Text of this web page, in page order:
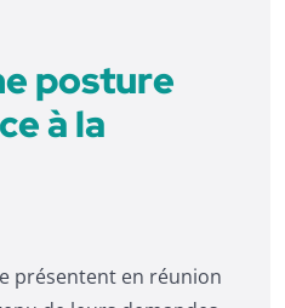
posture
à la
présentent en réunion